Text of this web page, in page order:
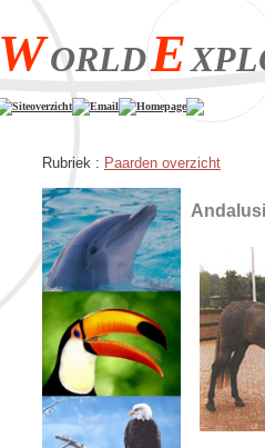
WORLDE
Siteoverzicht Email Homepage
Rubriek : Paarden overzicht